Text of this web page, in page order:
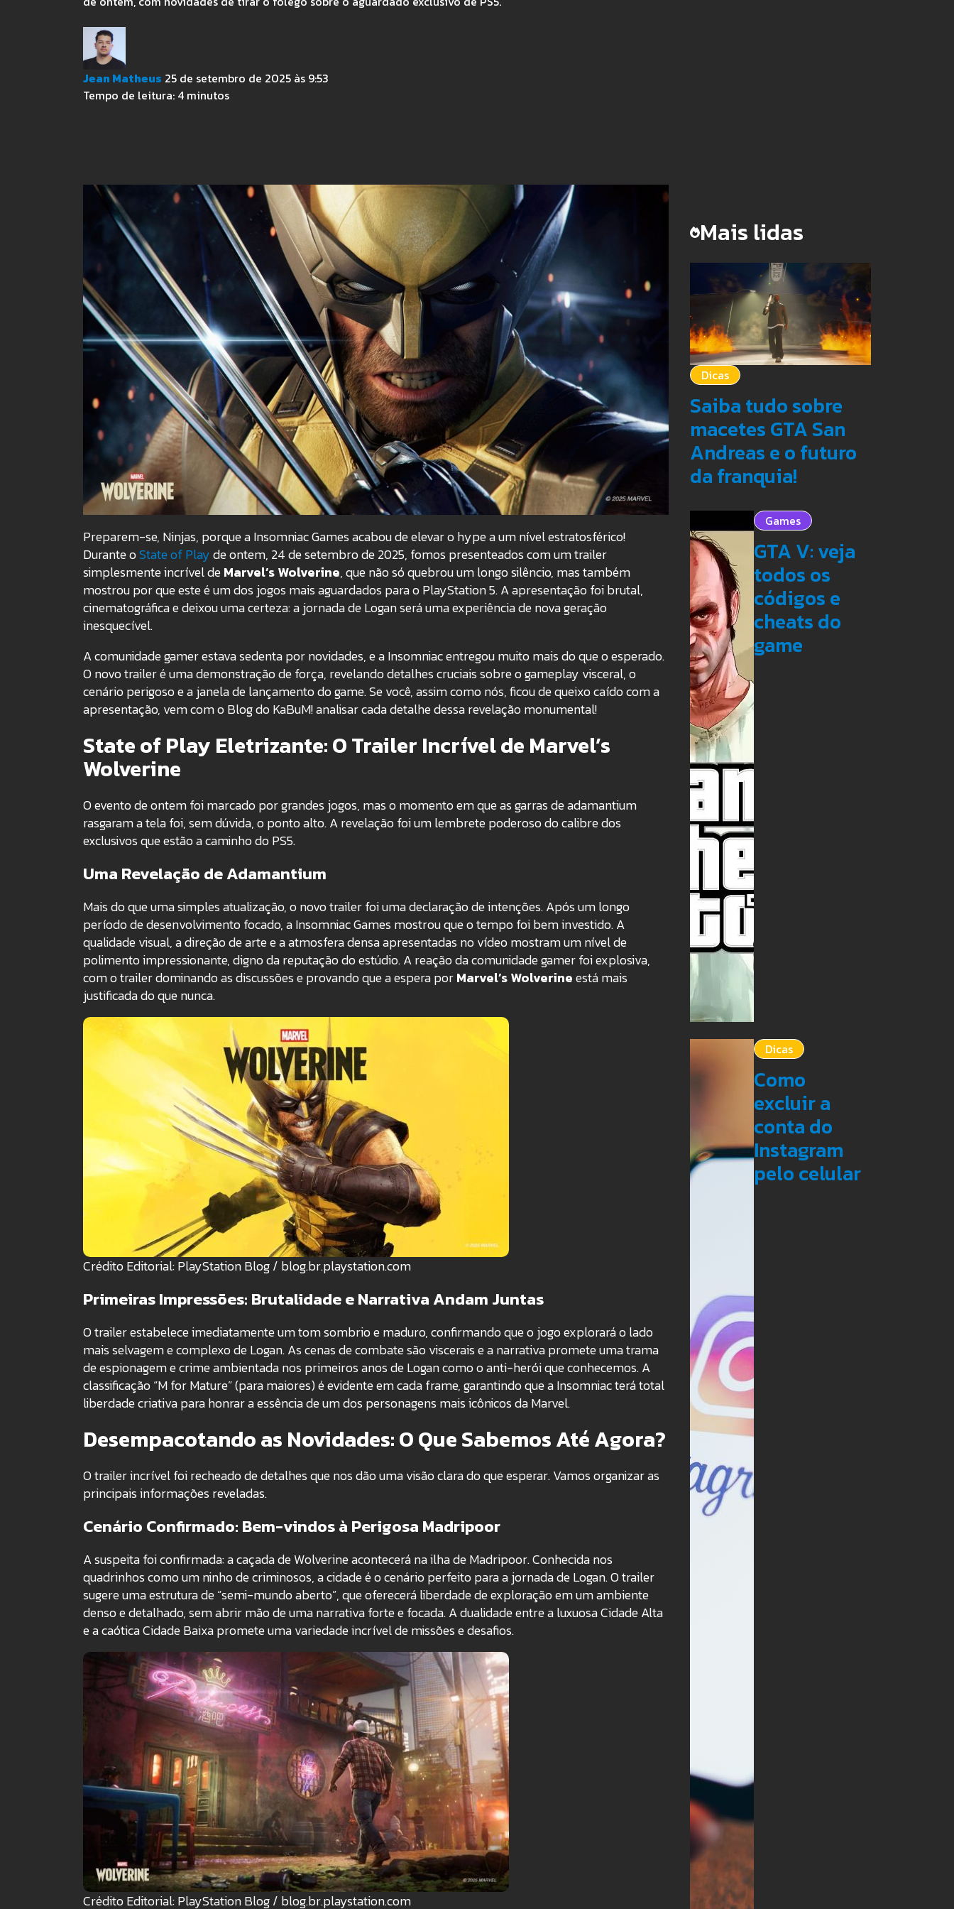
Jean Matheus 25 de setembro de 2025 às 9:53
Tempo de leitura: 4 minutos
Preparem-se, Ninjas, porque a Insomniac Games acabou de elevar o hype a um nível estratosférico!
Durante oState of Playde ontem, 24 de setembro de 2025, fomos presenteados com um trailer
simplesmente incrível deMarvel’s Wolverine, que não só quebrou um longo silêncio, mas também
mostrou por que este é um dos jogos mais aguardados para o PlayStation 5. A apresentação foi brutal,
cinematográfica e deixou uma certeza: a jornada de Logan será uma experiência de nova geração
inesquecível.
A comunidade gamer estava sedenta por novidades, e a Insomniac entregou muito mais do que o esperado.
O novo trailer é uma demonstração de força, revelando detalhes cruciais sobre o gameplay visceral, o
cenário perigoso e a janela de lançamento do game. Se você, assim como nós, ficou de queixo caído com a
apresentação, vem com o Blog do KaBuM! analisar cada detalhe dessa revelação monumental!
State of Play Eletrizante: O Trailer Incrível de Marvel’s
Wolverine
O evento de ontem foi marcado por grandes jogos, mas o momento em que as garras de adamantium
rasgaram a tela foi, sem dúvida, o ponto alto. A revelação foi um lembrete poderoso do calibre dos
exclusivos que estão a caminho do PS5.
Uma Revelação de Adamantium
Mais do que uma simples atualização, o novo trailer foi uma declaração de intenções. Após um longo
período de desenvolvimento focado, a Insomniac Games mostrou que o tempo foi bem investido. A
qualidade visual, a direção de arte e a atmosfera densa apresentadas no vídeo mostram um nível de
polimento impressionante, digno da reputação do estúdio. A reação da comunidade gamer foi explosiva,
com o trailer dominando as discussões e provando que a espera porMarvel’s Wolverineestá mais
justificada do que nunca.
Crédito Editorial: PlayStation Blog / blog.br.playstation.com
Primeiras Impressões: Brutalidade e Narrativa Andam Juntas
O trailer estabelece imediatamente um tom sombrio e maduro, confirmando que o jogo explorará o lado
mais selvagem e complexo de Logan.As cenas de combate são viscerais e a narrativa promete uma trama
de espionagem e crime ambientada nos primeiros anos de Logan como o anti-herói que conhecemos.A
classificação “M for Mature” (para maiores) é evidente em cada frame, garantindo que a Insomniac terá total
liberdade criativa para honrar a essência de um dos personagens mais icônicos da Marvel.
Desempacotando as Novidades: O Que Sabemos Até Agora?
O trailer incrível foi recheado de detalhes que nos dão uma visão clara do que esperar. Vamos organizar as
principais informações reveladas.
Cenário Confirmado: Bem-vindos à Perigosa Madripoor
A suspeita foi confirmada: a caçada de Wolverine acontecerá na ilha de Madripoor. Conhecida nos
quadrinhos como um ninho de criminosos, a cidade é o cenário perfeito para a jornada de Logan.O trailer
sugere uma estrutura de “semi-mundo aberto”, que oferecerá liberdade de exploração em um ambiente
denso e detalhado, sem abrir mão de uma narrativa forte e focada. A dualidade entre a luxuosa Cidade Alta
e a caótica Cidade Baixa promete uma variedade incrível de missões e desafios.
Crédito Editorial: PlayStation Blog / blog.br.playstation.com
Mais lidas
Dicas
Saiba tudo sobre
macetes GTA San
Andreas e o futuro
da franquia!
Games
GTA V: veja
todos os
códigos e
cheats do
game
Dicas
Como
excluir a
conta do
Instagram
pelo celular